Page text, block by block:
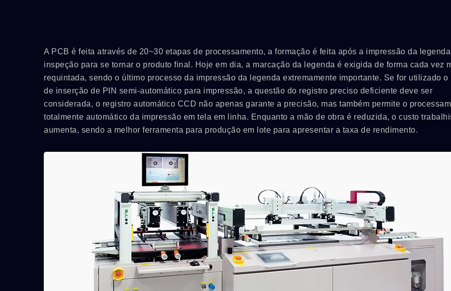
A PCB é feita através de 20~30 etapas de processamento, a formação é feita após a impressão da
inspeção para se tornar o produto final. Hoje em dia, a marcação da legenda é exigida de forma cada vez
requintada, sendo o último processo da impressão da legenda extremamente importante. Se for utilizado o
de inserção de PIN semi-automático para impressão, a questão do registro preciso deficiente deve ser
considerada, o registro automático CCD não apenas garante a precisão, mas também permite o
totalmente automático da impressão em tela em linha. Enquanto a mão de obra é reduzida, o custo
aumenta, sendo a melhor ferramenta para produção em lote para apresentar a taxa de rendimento.